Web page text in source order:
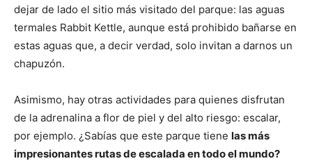
dejar de lado el sitio más visitado del parque: las aguas
termales Rabbit Kettle, aunque está prohibido bañarse en
estas aguas que, a decir verdad, solo invitan a darnos un
chapuzón.
Asimismo, hay otras actividades para quienes disfrutan
de la adrenalina a flor de piel y del alto riesgo: escalar,
por ejemplo. ¿Sabías que este parque tiene las más
impresionantes rutas de escalada en todo el mundo?